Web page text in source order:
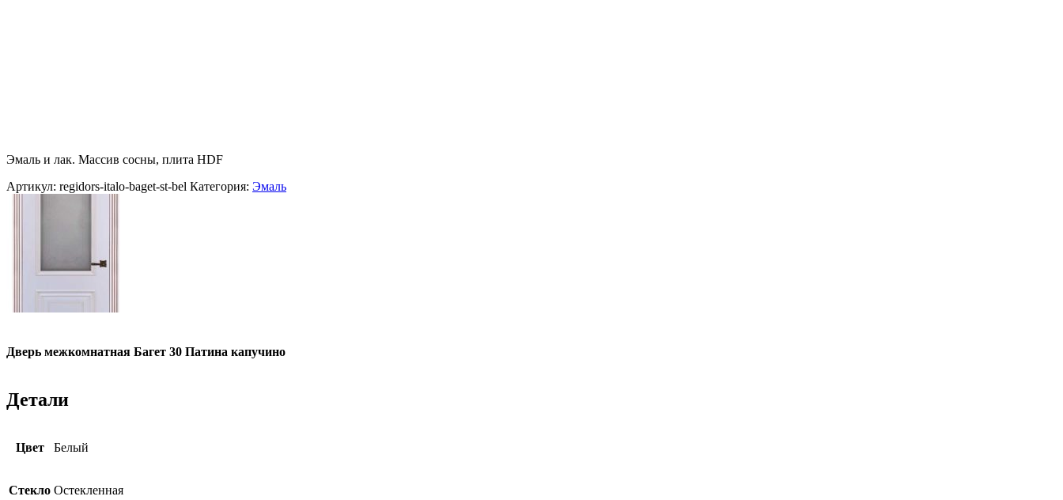
Эмаль и лак. Массив сосны, плита HDF
Артикул: regidors-italo-baget-st-bel Категория: Эмаль
Дверь межкомнатная Багет 30 Патина капучино
Детали
Цвет Белый
Стекло Остекленная